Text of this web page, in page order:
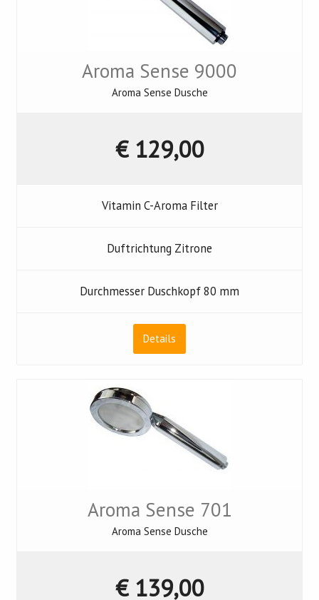
Aroma Sense 9000
Aroma Sense Dusche
€ 129,00
Vitamin C-Aroma Filter
Duftrichtung Zitrone
Durchmesser Duschkopf 80 mm
Details
Aroma Sense 701
Aroma Sense Dusche
€ 139,00